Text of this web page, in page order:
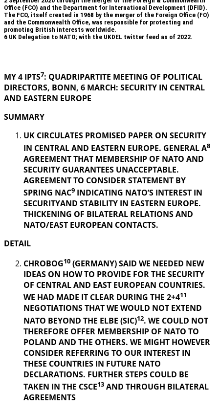
Office (FCO) and the Department for International Development (DFID).
The FCO, itself created in 1968 by the merger of the Foreign Office (FO)
and the Commonwealth Office, was responsible for protecting and
promoting British interests worldwide.
6 UK Delegation to NATO; with the UKDEL twitter feed as of 2022.
MY 4 IPTS7: QUADRIPARTITE MEETING OF POLITICAL
DIRECTORS, BONN, 6 MARCH: SECURITY IN CENTRAL
AND EASTERN EUROPE
SUMMARY
UK CIRCULATES PROMISED PAPER ON SECURITY
IN CENTRAL AND EASTERN EUROPE. GENERAL A8
AGREEMENT THAT MEMBERSHIP OF NATO AND
SECURITY GUARANTEES UNACCEPTABLE.
AGREEMENT TO CONSIDER STATEMENT BY
SPRING NAC9 INDICATING NATO’S INTEREST IN
SECURITYAND STABILITY IN EASTERN EUROPE.
THICKENING OF BILATERAL RELATIONS AND
NATO/EAST EUROPEAN CONTACTS.
DETAIL
CHROBOG10 (GERMANY) SAID WE NEEDED NEW
IDEAS ON HOW TO PROVIDE FOR THE SECURITY
OF CENTRAL AND EAST EUROPEAN COUNTRIES.
WE HAD MADE IT CLEAR DURING THE 2+411
NEGOTIATIONS THAT WE WOULD NOT EXTEND
NATO BEYOND THE ELBE (SIC)12. WE COULD NOT
THEREFORE OFFER MEMBERSHIP OF NATO TO
POLAND AND THE OTHERS. WE MIGHT HOWEVER
CONSIDER REFERRING TO OUR INTEREST IN
THESE COUNTRIES IN FUTURE NATO
DECLARATIONS. FURTHER STEPS COULD BE
TAKEN IN THE CSCE13 AND THROUGH BILATERAL
AGREEMENTS